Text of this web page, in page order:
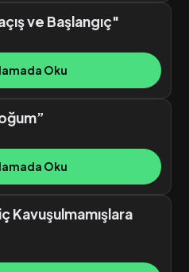
ve Başlangıç"
Oku
Oku
Kavuşulmamışlara